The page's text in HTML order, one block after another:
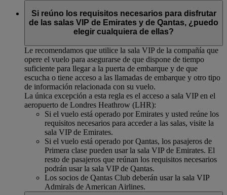
Si reúno los requisitos necesarios para disfrutar
de las salas VIP de Emirates y de Qantas, ¿puedo
elegir cualquiera de ellas?
Le recomendamos que utilice la sala VIP de la compañía que
opere el vuelo para asegurarse de que dispone de tiempo
suficiente para llegar a la puerta de embarque y de que
escucha o tiene acceso a las llamadas de embarque y otro tipo
de información relacionada con su vuelo.
La única excepción a esta regla es el acceso a sala VIP en el
aeropuerto de Londres Heathrow (LHR):
Si el vuelo está operado por Emirates y usted reúne los
requisitos necesarios para acceder a las salas, visite la
sala VIP de Emirates.
Si el vuelo está operado por Qantas, los pasajeros de
Primera clase pueden usar la sala VIP de Emirates. El
resto de pasajeros que reúnan los requisitos necesarios
podrán usar la sala VIP de Qantas.
Los socios de Qantas Club deberán usar la sala VIP
Admirals de American Airlines.